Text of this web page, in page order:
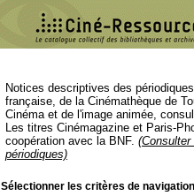
Notices descriptives des
française, de la Cinémathèque de
Cinéma et de l'image animée,
Les titres Cinémagazine et Paris-
coopération avec la BNF.
périodiques)
Sélectionner les critères de